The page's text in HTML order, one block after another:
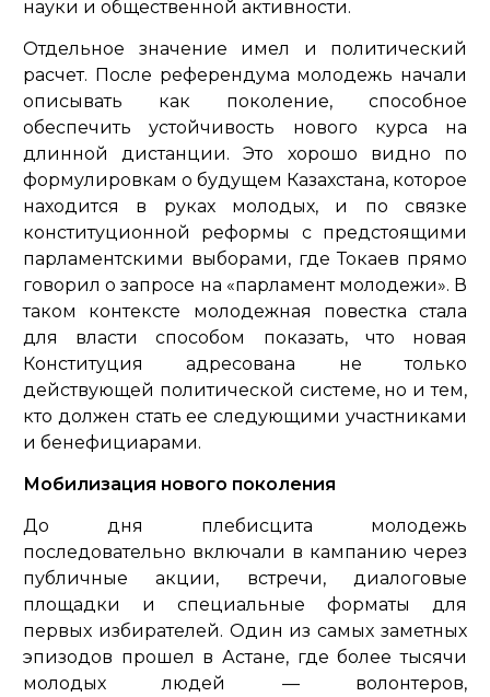
науки и общественной активности.
Отдельное значение имел и политический
расчет. После референдума молодежь начали
описывать как поколение, способное
обеспечить устойчивость нового курса на
длинной дистанции. Это хорошо видно по
формулировкам о будущем Казахстана, которое
находится в руках молодых, и по связке
конституционной реформы с предстоящими
парламентскими выборами, где Токаев прямо
говорил о запросе на «парламент молодежи». В
таком контексте молодежная повестка стала
для власти способом показать, что новая
Конституция адресована не только
действующей политической системе, но и тем,
кто должен стать ее следующими участниками
и бенефициарами.
Мобилизация нового поколения
До дня плебисцита молодежь
последовательно включали в кампанию через
публичные акции, встречи, диалоговые
площадки и специальные форматы для
первых избирателей. Один из самых заметных
эпизодов прошел в Астане, где более тысячи
молодых людей — волонтеров,